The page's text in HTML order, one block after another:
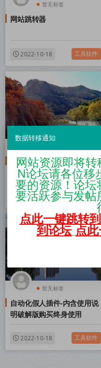
暂无标签
网站跳转器
2022-10-18 工具软件
1655登录器生成器
2022-10-18 工具软件
暂无标签
自动化假人插件-内含使用说
明破解版购买终身使用
2022-10-18 工具软件
数据转移通知
网站资源即将
N论坛请各位移
要的资源！论坛
要活跃参与发帖
点此一键跳转
到论坛 点